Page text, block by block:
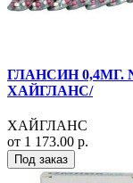
ГЛАНСИН
ХАЙГЛАНС/
ХАЙГЛАНС
от 1 173.00 р.
Под заказ